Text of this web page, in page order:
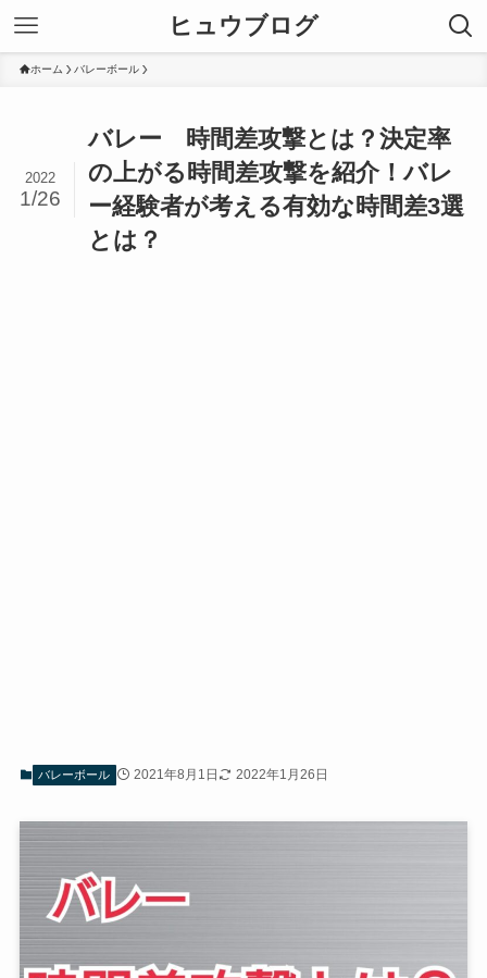
ヒュウブログ
ホーム バレーボール
バレー 時間差攻撃とは？決定率
の上がる時間差攻撃を紹介！バレ
ー経験者が考える有効な時間差3選
とは？
2022
1/26
バレーボール 2021年8月1日 2022年1月26日